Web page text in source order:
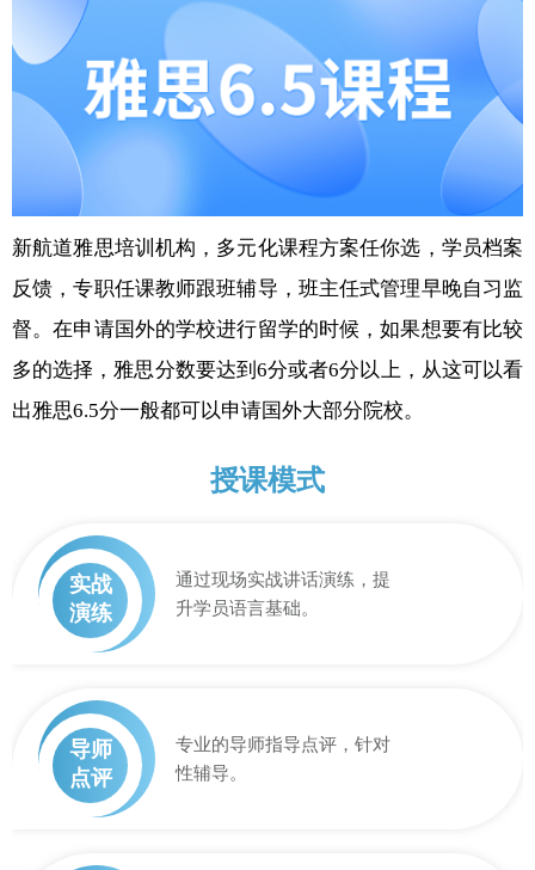
新航道雅思培训机构，多元化课程方案任你选，学员档案
反馈，专职任课教师跟班辅导，班主任式管理早晚自习监
督。在申请国外的学校进行留学的时候，如果想要有比较
多的选择，雅思分数要达到6分或者6分以上，从这可以看
出雅思6.5分一般都可以申请国外大部分院校。
授课模式
实战
演练
通过现场实战讲话演练，提
升学员语言基础。
导师
点评
专业的导师指导点评，针对
性辅导。